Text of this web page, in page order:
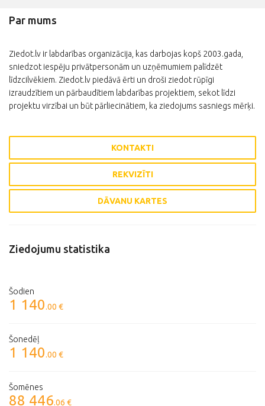
Par mums
Ziedot.lv ir labdarības organizācija, kas darbojas kopš 2003.gada,
sniedzot iespēju privātpersonām un uzņēmumiem palīdzēt
līdzcilvēkiem. Ziedot.lv piedāvā ērti un droši ziedot rūpīgi
izraudzītiem un pārbaudītiem labdarības projektiem, sekot līdzi
projektu virzībai un būt pārliecinātiem, ka ziedojums sasniegs mērķi.
KONTAKTI
REKVIZĪTI
DĀVANU KARTES
Ziedojumu statistika
Šodien
1 140.00 €
Šonedēļ
1 140.00 €
Šomēnes
88 446.06 €